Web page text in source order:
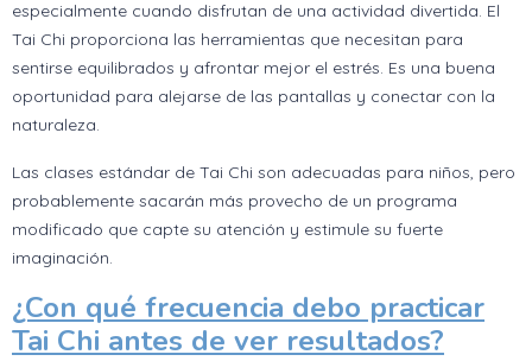
especialmente cuando disfrutan de una actividad divertida. El
Tai Chi proporciona las herramientas que necesitan para
sentirse equilibrados y afrontar mejor el estrés. Es una buena
oportunidad para alejarse de las pantallas y conectar con la
naturaleza.
Las clases estándar de Tai Chi son adecuadas para niños, pero
probablemente sacarán más provecho de un programa
modificado que capte su atención y estimule su fuerte
imaginación.
¿Con qué frecuencia debo practicar
Tai Chi antes de ver resultados?